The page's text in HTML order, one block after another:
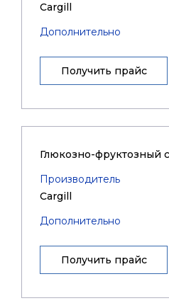
Cargill
Дополнительно
Получить прайс
Глюкозно-фруктозный
Производитель
Cargill
Дополнительно
Получить прайс